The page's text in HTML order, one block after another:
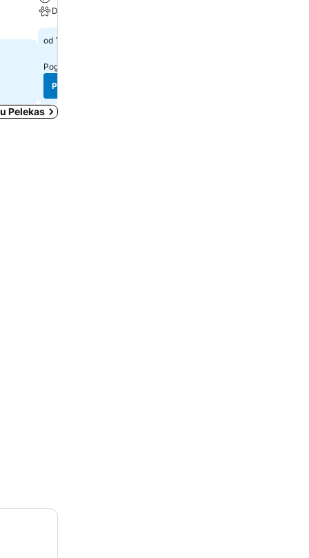
Dozvoljeni kućni ljubimci
od 116 €
Pogledaj cene sa
Pogledaj cene
Pelekas